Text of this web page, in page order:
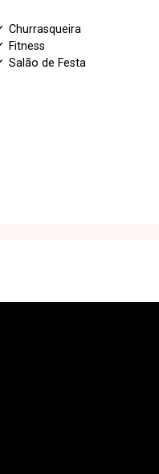
Churrasqueira
Fitness
Salão de Festa